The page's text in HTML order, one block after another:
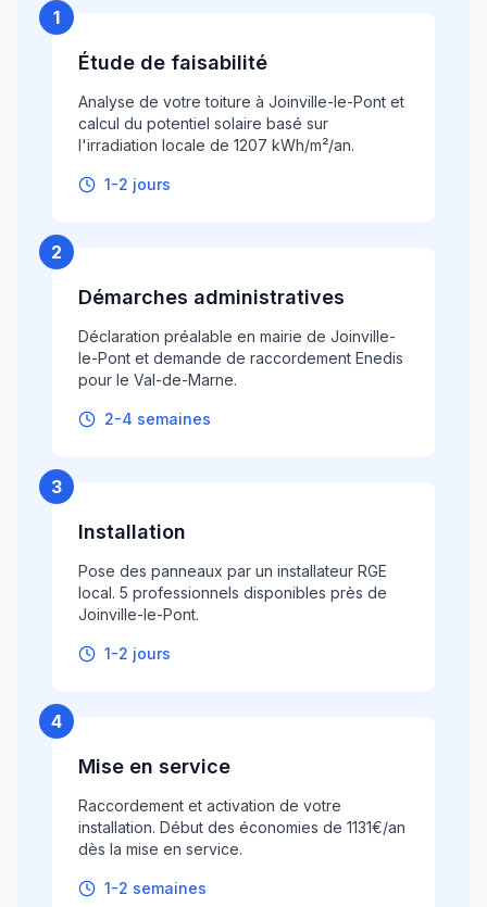
1
Étude de faisabilité
Analyse de votre toiture à Joinville-le-Pont et
calcul du potentiel solaire basé sur
l'irradiation locale de 1207 kWh/m²/an.
1-2 jours
2
Démarches administratives
Déclaration préalable en mairie de Joinville-
le-Pont et demande de raccordement Enedis
pour le Val-de-Marne.
2-4 semaines
3
Installation
Pose des panneaux par un installateur RGE
local. 5 professionnels disponibles près de
Joinville-le-Pont.
1-2 jours
4
Mise en service
Raccordement et activation de votre
installation. Début des économies de 1131€/an
dès la mise en service.
1-2 semaines